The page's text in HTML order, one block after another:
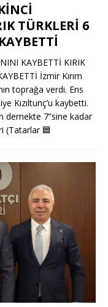
TÜRKLERİ 6
KAYBETTİ KIRIK
İzmir Kırım
toprağa verdi. Ens
Kızıltunç’u kaybetti.
dernekte 7”sine kadar
(Tatarlar 🟦